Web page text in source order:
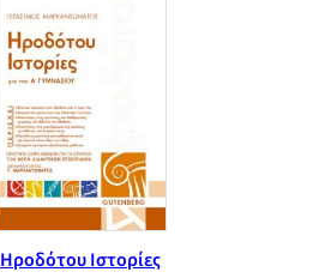
Ηροδότου Ιστορίες